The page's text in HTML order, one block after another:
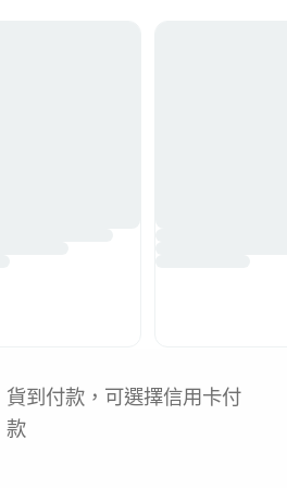
貨到付款，可選擇信用卡付
款